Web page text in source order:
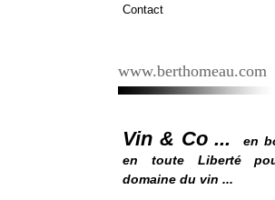
Contact
www.berthomeau.com
Vin & Co ...
en
en toute Liberté
domaine du vin ...